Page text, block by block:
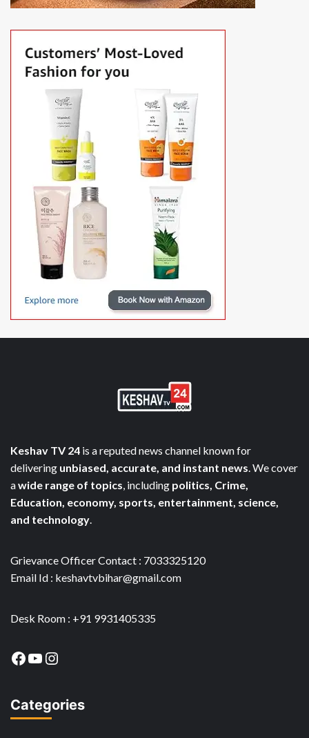
Keshav TV 24 is a reputed news channel known for
delivering unbiased, accurate, and instant news. We cover
awide range of topics, including politics, Crime,
Education, economy, sports, entertainment, science,
and technology.
Grievance Officer Contact : 7033325120
Email Id : keshavtvbihar@gmail.com
Desk Room : +91 9931405335
Facebook
YouTube
Instagram
Categories